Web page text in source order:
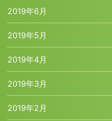
2019年6月
2019年5月
2019年4月
2019年3月
2019年2月